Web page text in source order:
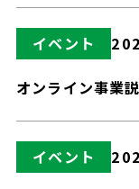
イベント
オンライン事業
イベント